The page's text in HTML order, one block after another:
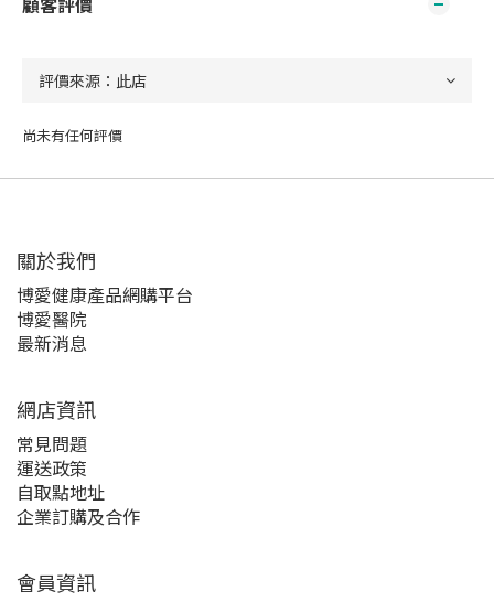
尚未有任何評價
關於我們‎
博愛健康產品網購平台
博愛醫院
最新消息
網店資訊
常見問題
運送政策
自取點地址
企業訂購及合作
會員資訊